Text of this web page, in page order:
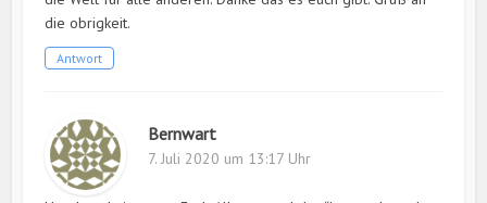
die obrigkeit.
Antwort
Bernwart
7. Juli 2020 um 13:17 Uhr